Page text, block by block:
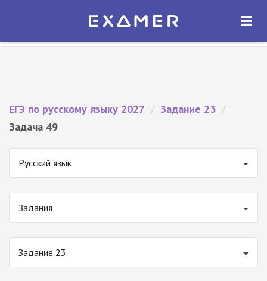
Экзамер — ЕГЭ 2027
ОТКРЫТЬ
ЕГЭ по русскому языку 2027 / Задание 23 /
Задача 49
Русский язык
Задания
Задание 23